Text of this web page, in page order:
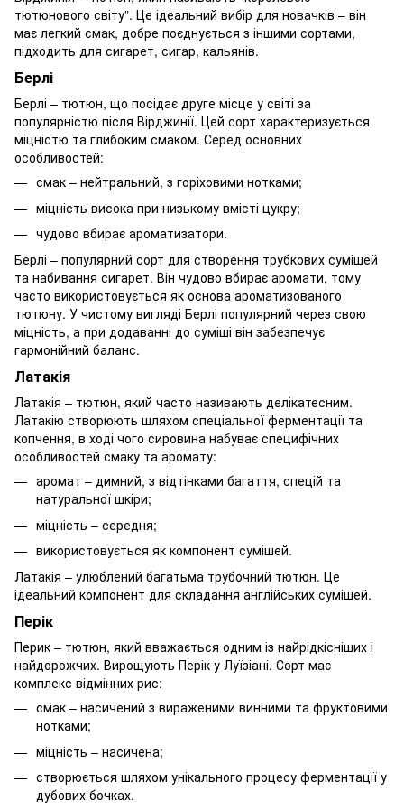
тютюнового світу”. Це ідеальний вибір для новачків – він
має легкий смак, добре поєднується з іншими сортами,
підходить для сигарет, сигар, кальянів.
Берлі
Берлі – тютюн, що посідає друге місце у світі за
популярністю після Вірджинії. Цей сорт характеризується
міцністю та глибоким смаком. Серед основних
особливостей:
смак – нейтральний, з горіховими нотками;
міцність висока при низькому вмісті цукру;
чудово вбирає ароматизатори.
Берлі – популярний сорт для створення трубкових сумішей
та набивання сигарет. Він чудово вбирає аромати, тому
часто використовується як основа ароматизованого
тютюну. У чистому вигляді Берлі популярний через свою
міцність, а при додаванні до суміші він забезпечує
гармонійний баланс.
Латакія
Латакія – тютюн, який часто називають делікатесним.
Латакію створюють шляхом спеціальної ферментації та
копчення, в ході чого сировина набуває специфічних
особливостей смаку та аромату:
аромат – димний, з відтінками багаття, спецій та
натуральної шкіри;
міцність – середня;
використовується як компонент сумішей.
Латакія – улюблений багатьма трубочний тютюн. Це
ідеальний компонент для складання англійських сумішей.
Перік
Перик – тютюн, який вважається одним із найрідкісніших і
найдорожчих. Вирощують Перік у Луїзіані. Сорт має
комплекс відмінних рис:
смак – насичений з вираженими винними та фруктовими
нотками;
міцність – насичена;
створюється шляхом унікального процесу ферментації у
дубових бочках.